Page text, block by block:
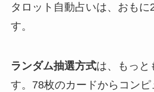
タロット自動占いは、おもに
す。
ランダム抽選方式は、もっと
す。78枚のカードからコン